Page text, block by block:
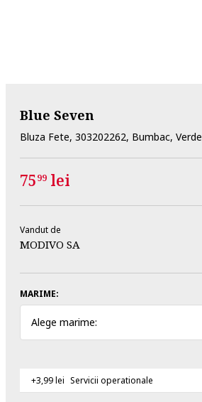
Blue Seven
Bluza Fete, 303202262, Bumbac, Verde
7599 lei
Vandut de
MODIVO SA
MARIME:
Alege marime:
+3,99 lei Servicii operationale